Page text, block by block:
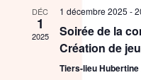
DÉC
1
2025
1 décembre 2025 -
Soirée de la
Création de
Tiers-lieu